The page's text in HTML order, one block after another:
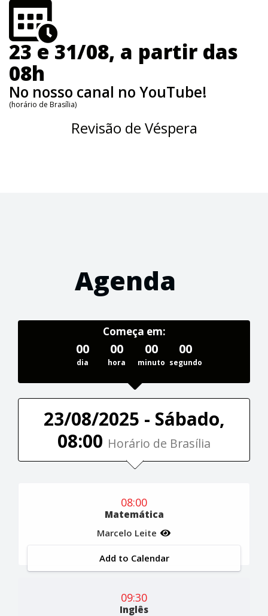
23 e 31/08, a partir das
08h
No nosso canal no YouTube!
(horário de Brasília)
Revisão de Véspera
Agenda
Começa em:
00
dia
00
hora
00
minuto
00
segundo
23/08/2025 - Sábado,
08:00 Horário de Brasília
08:00
Matemática
Marcelo Leite
Add to Calendar
09:30
Inglês